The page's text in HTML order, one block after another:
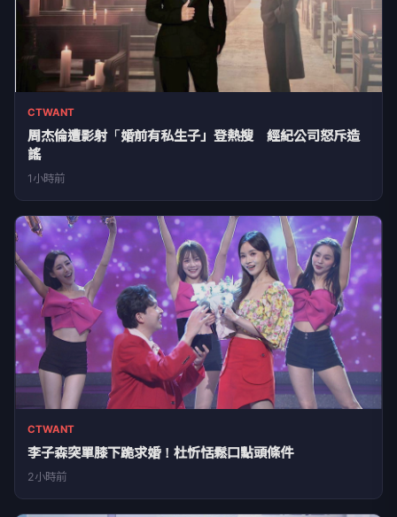
CTWANT
周杰倫遭影射「婚前有私生子」登熱搜 經紀公司怒斥造
謠
1小時前
CTWANT
李子森突單膝下跪求婚！杜忻恬鬆口點頭條件
2小時前